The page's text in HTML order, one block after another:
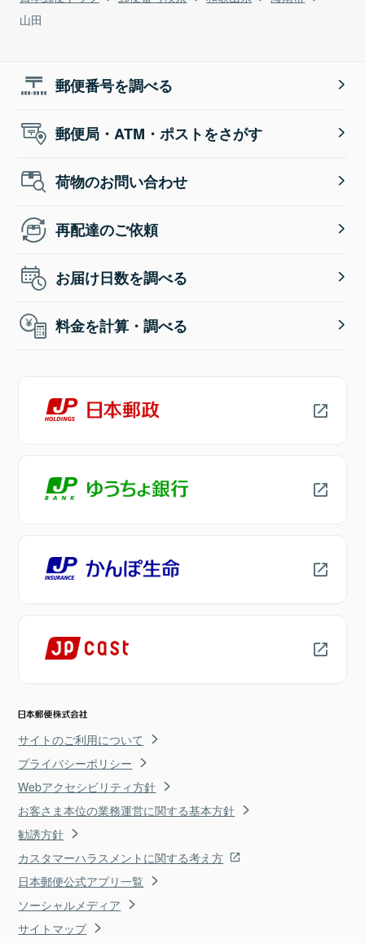
山田
郵便番号を調べる
郵便局・ATM・ポストをさがす
荷物のお問い合わせ
再配達のご依頼
お届け日数を調べる
料金を計算・調べる
サイトのご利用について
プライバシーポリシー
Webアクセシビリティ方針
お客さま本位の業務運営に関する基本方針
勧誘方針
カスタマーハラスメントに関する考え方
日本郵便公式アプリ一覧
ソーシャルメディア
サイトマップ